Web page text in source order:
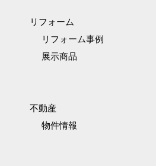
リフォーム
リフォーム事例
展示商品
不動産
物件情報